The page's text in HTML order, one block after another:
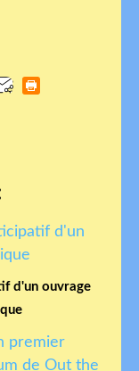
d'un ouvrage